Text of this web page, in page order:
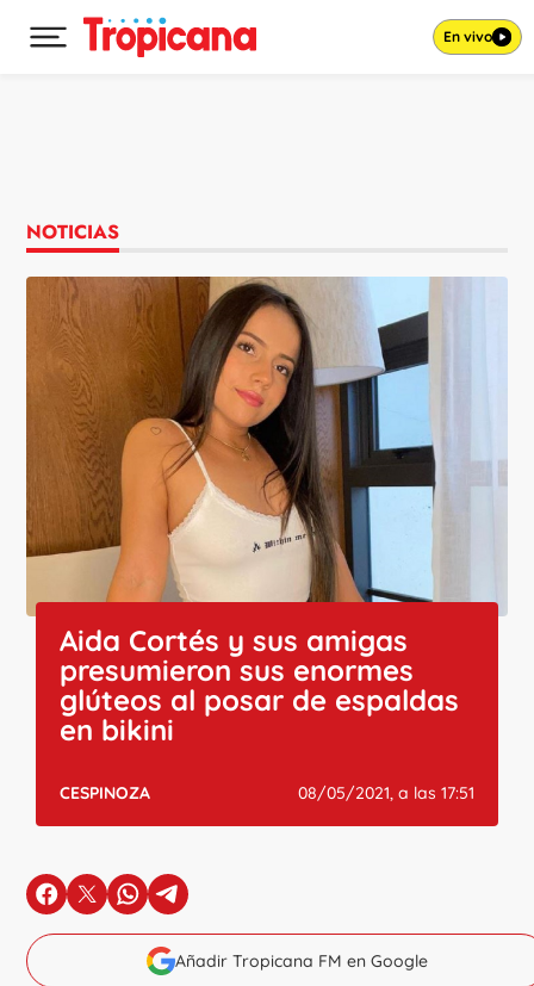
Desplegar menú principal En vivo
NOTICIAS
Aida Cortés y sus amigas
presumieron sus enormes
glúteos al posar de espaldas
en bikini
CESPINOZA 08/05/2021, a las 17:51
en Facebook
en Xen Whatsapp
en Telegram
Añadir Tropicana FM en Google